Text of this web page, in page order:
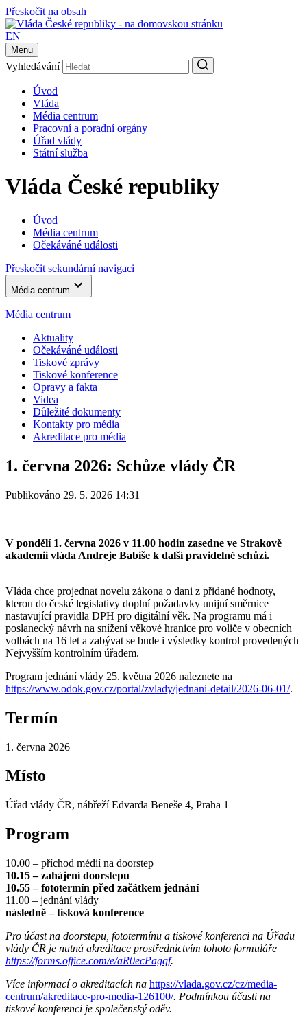
Přeskočit na obsah
EN
Menu
Vyhledávání
Úvod
Vláda
Média centrum
Pracovní a poradní orgány
Úřad vlády
Státní služba
Vláda České republiky
Úvod
Média centrum
Očekáváné události
Přeskočit sekundární navigaci
Média centrum
Média centrum
Aktuality
Očekáváné události
Tiskové zprávy
Tiskové konference
Opravy a fakta
Videa
Důležité dokumenty
Kontakty pro média
Akreditace pro média
1. června 2026: Schůze vlády ČR
Publikováno 29. 5. 2026 14:31
V pondělí 1. června 2026 v 11.00 hodin zasedne ve Strakově
akademii vláda Andreje Babiše k další pravidelné schůzi.
Vláda chce projednat novelu zákona o dani z přidané hodnoty,
kterou do české legislativy doplní požadavky unijní směrnice
nastavující pravidla DPH pro digitální věk. Na programu má i
poslanecký návrh na snížení věkové hranice pro voliče v obecních
volbách na 16 let a zabývat se bude i výsledky kontrol provedených
Nejvyšším kontrolním úřadem.
Program jednání vlády 25. května 2026 naleznete na
https://www.odok.gov.cz/portal/zvlady/jednani-detail/2026-06-01/.
Termín
1. června 2026
Místo
Úřad vlády ČR, nábřeží Edvarda Beneše 4, Praha 1
Program
10.00 – příchod médií na doorstep
10.15 – zahájení doorstepu
10.55 – fototermín před začátkem jednání
11.00 – jednání vlády
následně – tisková konference
Pro účast na doorstepu, fototermínu a tiskové konferenci na Úřadu
vlády ČR je nutná akreditace prostřednictvím tohoto formuláře
https://forms.office.com/e/aR0ecPagqf.
Více informací o akreditacích na https://vlada.gov.cz/cz/media-
centrum/akreditace-pro-media-126100/. Podmínkou účasti na
tiskové konferenci je společenský oděv.